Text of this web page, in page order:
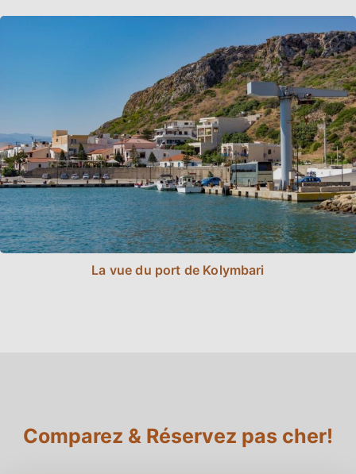
La vue du port de Kolymbari
Comparez & Réservez pas cher!